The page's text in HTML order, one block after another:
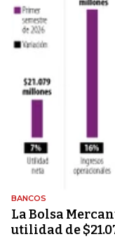
BANCOS
La Bolsa
utilidad de